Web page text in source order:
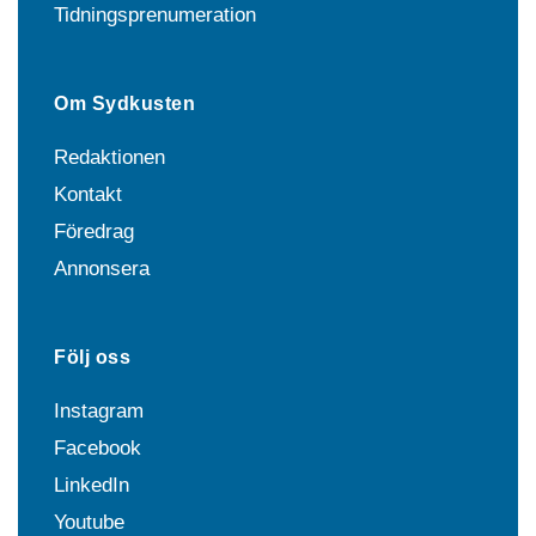
Tidningsprenumeration
Om Sydkusten
Redaktionen
Kontakt
Föredrag
Annonsera
Följ oss
Instagram
Facebook
LinkedIn
Youtube